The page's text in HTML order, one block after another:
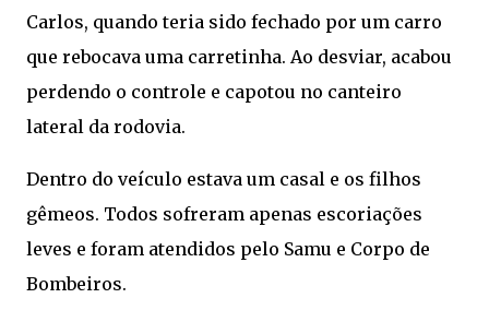
Carlos, quando teria sido fechado por um carro
que rebocava uma carretinha. Ao desviar, acabou
perdendo o controle e capotou no canteiro
lateral da rodovia.
Dentro do veículo estava um casal e os filhos
gêmeos. Todos sofreram apenas escoriações
leves e foram atendidos pelo Samu e Corpo de
Bombeiros.